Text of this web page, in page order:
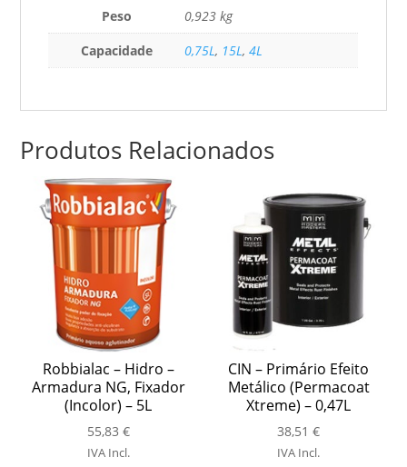
Peso
0,923 kg
Capacidade
0,75L, 15L,4L
Produtos Relacionados
Robbialac – Hidro –
Armadura NG, Fixador
(Incolor) – 5L
55,83 €
IVA Incl.
CIN – Primário Efeito
Metálico (Permacoat
Xtreme) – 0,47L
38,51€
IVA Incl.